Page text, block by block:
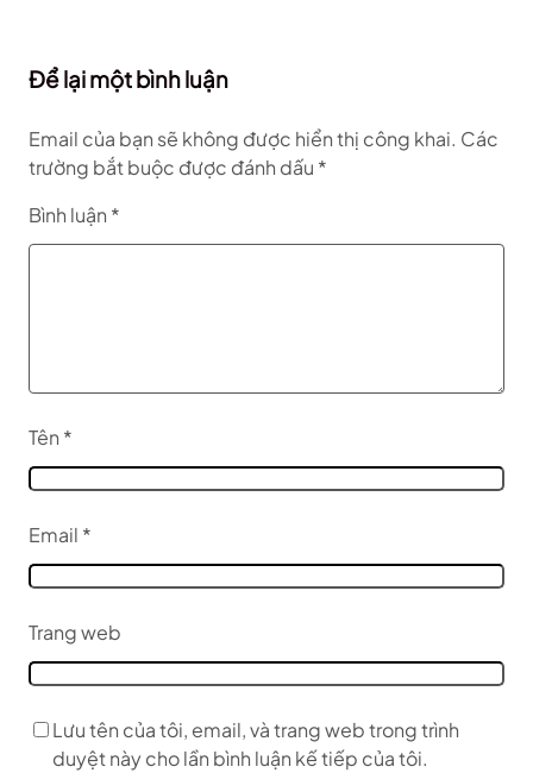
Để lại một bình luận
Email của bạn sẽ không được hiển thị công khai. Các
trường bắt buộc được đánh dấu *
Bình luận *
Tên *
Email *
Trang web
Lưu tên của tôi, email, và trang web trong trình
duyệt này cho lần bình luận kế tiếp của tôi.